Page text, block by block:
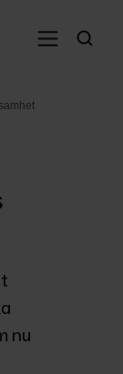
nu